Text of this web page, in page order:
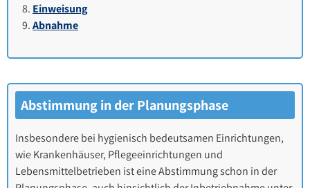
Einweisung
Abnahme
Abstimmung in der Planungsphase
Insbesondere bei hygienisch bedeutsamen Einrichtungen,
wie Krankenhäuser, Pflegeeinrichtungen und
Lebensmittelbetrieben ist eine Abstimmung schon in der